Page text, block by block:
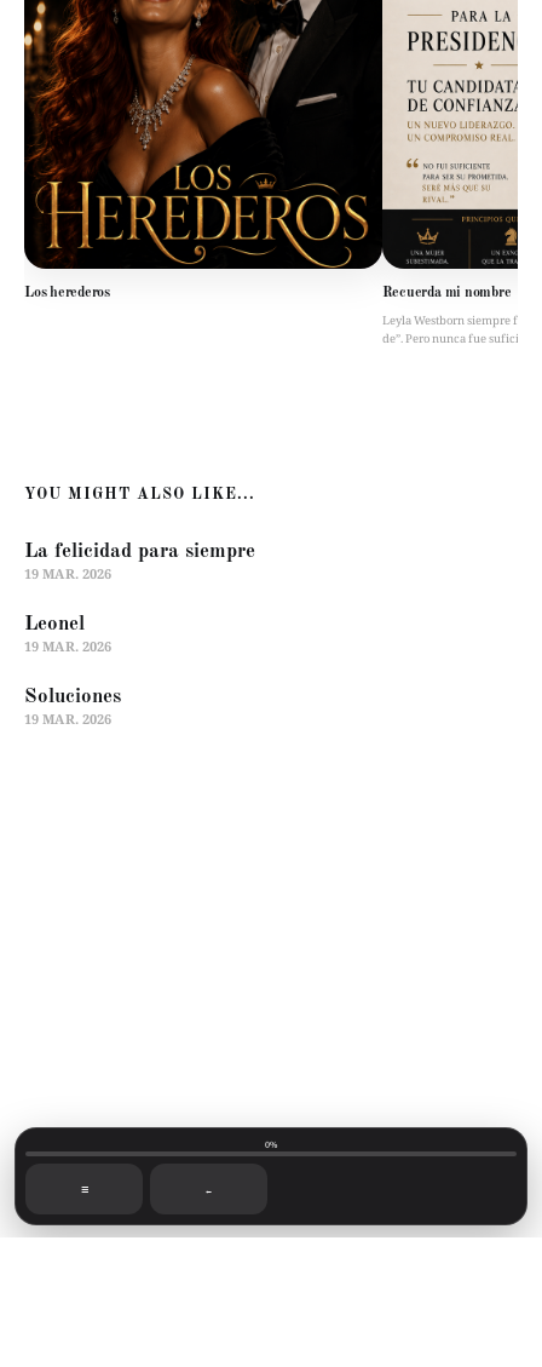
☰ ←
0%
Los herederos Recuerda mi nombre
Leyla Westborn siempre fue
de”. Pero nunca fue
YOU MIGHT ALSO LIKE...
La felicidad para siempre
19 MAR. 2026
Leonel
19 MAR. 2026
Soluciones
19 MAR. 2026